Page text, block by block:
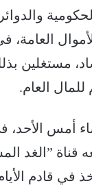
العامة،
مستغلين
العام.
الأحد،
قناة ”الغد
في قادم